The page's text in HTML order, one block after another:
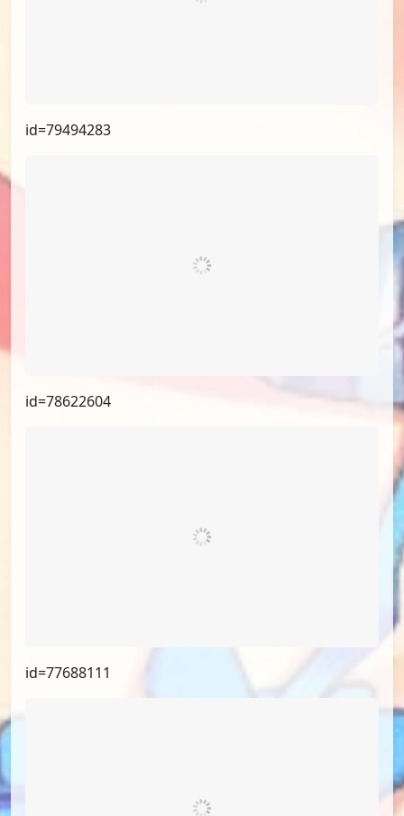
id=79494283
id=78622604
id=77688111